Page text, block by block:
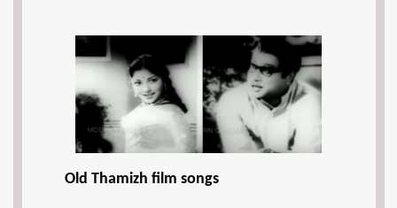
Old Thamizh film songs